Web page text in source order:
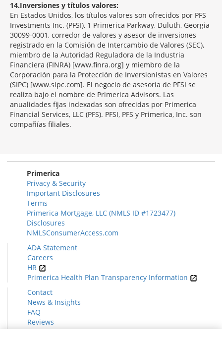
14 Inversiones y títulos valores:
En Estados Unidos, los títulos valores son ofrecidos por PFS
Investments Inc. (PFSI), 1 Primerica Parkway, Duluth, Georgia
30099-0001, corredor de valores y asesor de inversiones
registrado en la Comisión de Intercambio de Valores (SEC),
miembro de la Autoridad Reguladora de la Industria
Financiera (FINRA) [www.finra.org] y miembro de la
Corporación para la Protección de Inversionistas en Valores
(SIPC) [www.sipc.com]. El negocio de asesoría de PFSI se
realiza bajo el nombre de Primerica Advisors. Las
anualidades fijas indexadas son ofrecidas por Primerica
Financial Services, LLC (PFS). PFSI, PFS y Primerica, Inc. son
compañías filiales.
Primerica
Privacy & Security
Important Disclosures
Terms
Primerica Mortgage, LLC (NMLS ID #1723477)
Disclosures
NMLSConsumerAccess.com
ADA Statement
Careers
HR
Primerica Health Plan Transparency Information
Contact
News & Insights
FAQ
Reviews
Find a Rep